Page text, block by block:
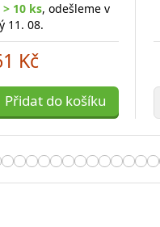
10 ks, odešleme v
11. 08.
Kč
Přidat do košíku